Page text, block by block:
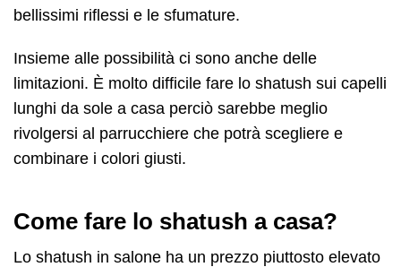
bellissimi riflessi e le sfumature.
Insieme alle possibilità ci sono anche delle
limitazioni. È molto difficile fare lo shatush sui capelli
lunghi da sole a casa perciò sarebbe meglio
rivolgersi al parrucchiere che potrà scegliere e
combinare i colori giusti.
Come fare lo shatush a casa?
Lo shatush in salone ha un prezzo piuttosto elevato